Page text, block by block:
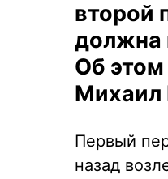
второй
должна
Об этом
Михаил
Первый
назад